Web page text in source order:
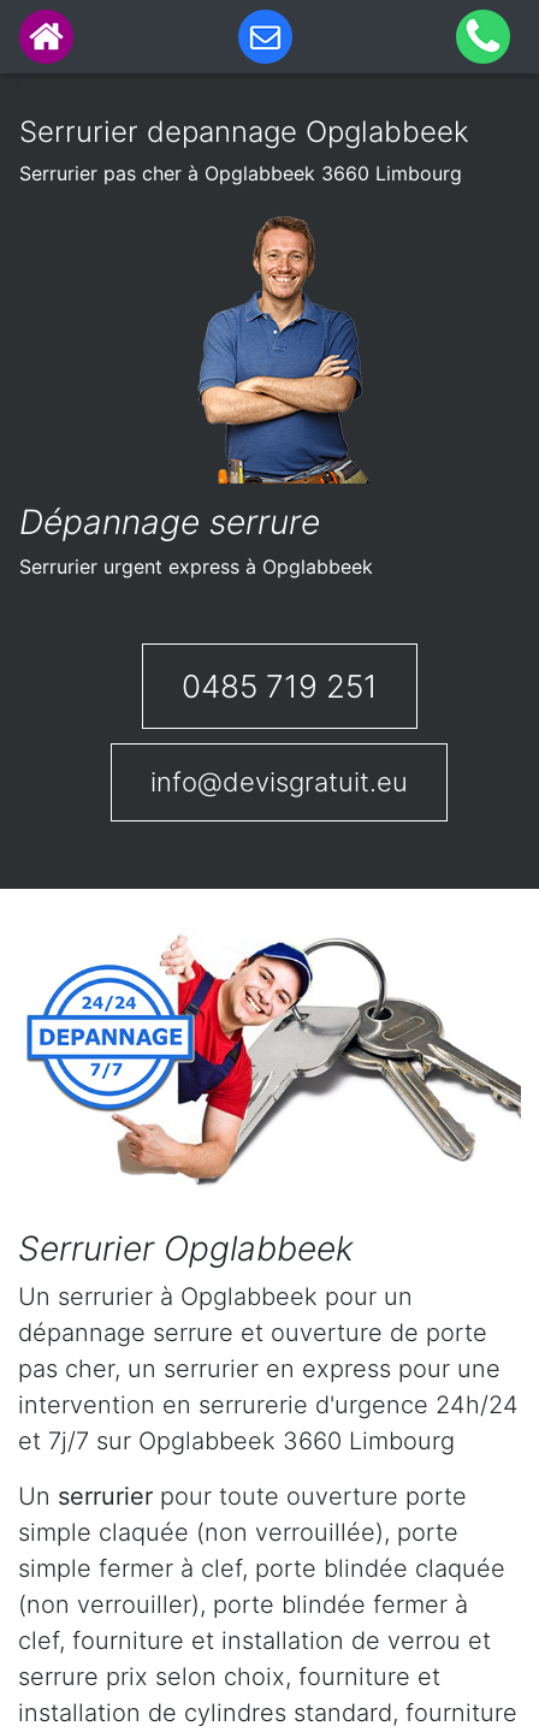
Serrurier depannage Opglabbeek
Serrurier pas cher à Opglabbeek 3660 Limbourg
Dépannage serrure
Serrurier urgent express à Opglabbeek
0485 719 251
info@devisgratuit.eu
Serrurier Opglabbeek
Un serrurier à Opglabbeek pour un
dépannage serrure et ouverture de porte
pas cher, un serrurier en express pour une
intervention en serrurerie d'urgence 24h/24
et 7j/7 sur Opglabbeek 3660 Limbourg
Un serrurier pour toute ouverture porte
simple claquée (non verrouillée), porte
simple fermer à clef, porte blindée claquée
(non verrouiller), porte blindée fermer à
clef, fourniture et installation de verrou et
serrure prix selon choix, fourniture et
installation de cylindres standard, fourniture